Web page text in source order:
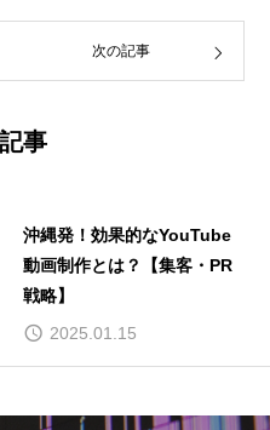
次の記事
事
沖縄発！効果的なYouTube
動画制作とは？【集客・PR
戦略】
2025.01.15